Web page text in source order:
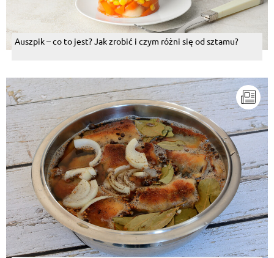
Auszpik – co to jest? Jak zrobić i czym różni się od sztamu?